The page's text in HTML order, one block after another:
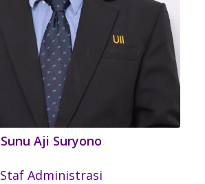
Sunu Aji Suryono
Staf Administrasi